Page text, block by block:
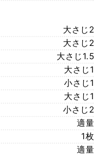
大さじ2
大さじ2
大さじ1.5
大さじ1
小さじ1
大さじ1
小さじ2
適量
1枚
適量